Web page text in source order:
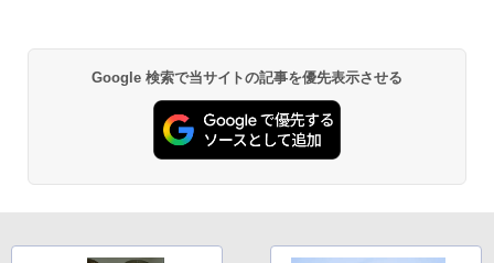
Google 検索で当サイトの記事を優先表示させる